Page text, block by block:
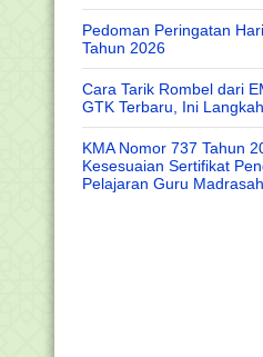
Pedoman Peringatan
Tahun 2026
Cara Tarik Rombel dari
GTK Terbaru, Ini
KMA Nomor 737 Tahun
Kesesuaian Sertifikat
Pelajaran Guru Madrasah